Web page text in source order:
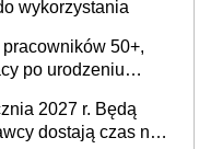
wykorzystania
50+,
po urodzeniu
na rzecz
2027 r. Będą
dostają czas na